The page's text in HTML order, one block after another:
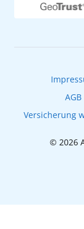
Newsletter
AGB
Versicherung
© 2026